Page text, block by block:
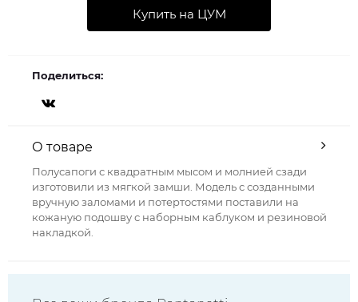
Купить на ЦУМ
Поделиться:
О товаре
Полусапоги с квадратным мысом и молнией сзади
изготовили из мягкой замши. Модель с созданными
вручную заломами и потертостями поставили на
кожаную подошву с наборным каблуком и резиновой
накладкой.